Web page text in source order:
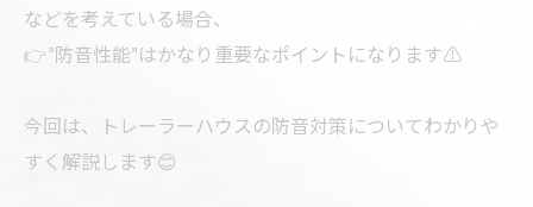
などを考えている場合、
👉”防音性能”はかなり重要なポイントになります⚠️
今回は、トレーラーハウスの防音対策についてわかりや
すく解説します😊